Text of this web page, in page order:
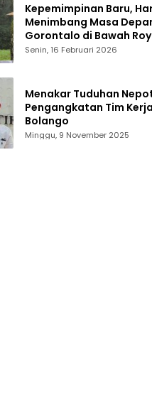
Kepemimpinan Baru,
Menimbang Masa
Gorontalo di Bawah
Senin, 16 Februari 2026
Menakar Tuduhan
Pengangkatan Tim
Bolango
Minggu, 9 November 2025